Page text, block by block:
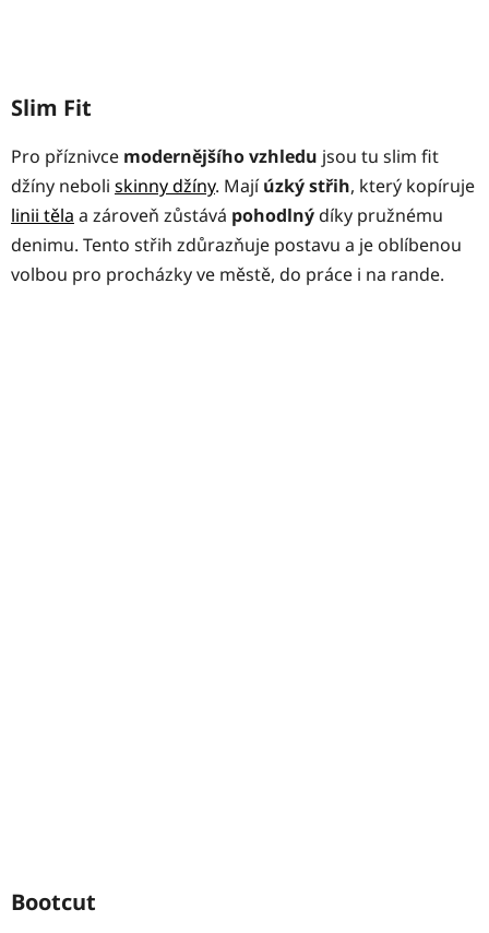
Slim Fit
Pro příznivce modernějšího vzhledu jsou tu slim fit
džíny neboli skinny džíny. Majíúzký střih, který kopíruje
linii těla a zároveň zůstává pohodlnýdíky pružnému
denimu. Tento střih zdůrazňuje postavu a je oblíbenou
volbou pro procházky ve městě, do práce i na rande.
Bootcut